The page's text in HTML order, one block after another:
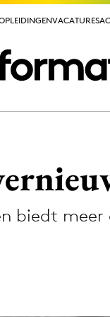
VACATURES
VACATURES
biedt